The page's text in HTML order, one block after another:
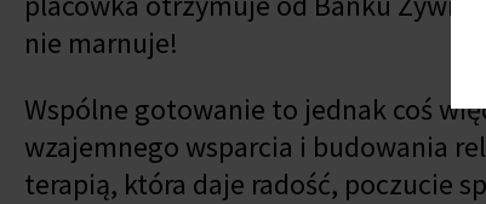
nie marnuje!
Wspólne gotowanie to jednak coś
wzajemnego wsparcia i budowania
terapią, która daje radość, poczucie